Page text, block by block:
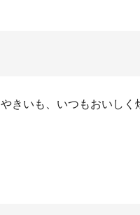
きいも、いつもおいし